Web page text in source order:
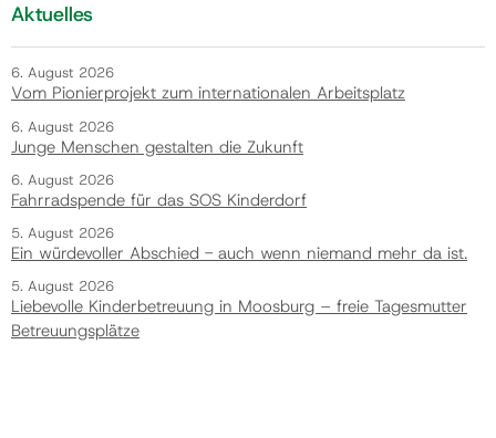
Aktuelles
6. August 2026
Vom Pionierprojekt zum internationalen Arbeitsplatz
6. August 2026
Junge Menschen gestalten die Zukunft
6. August 2026
Fahrradspende für das SOS Kinderdorf
5. August 2026
Ein würdevoller Abschied - auch wenn niemand mehr da ist.
5. August 2026
Liebevolle Kinderbetreuung in Moosburg – freie Tagesmutter
Betreuungsplätze